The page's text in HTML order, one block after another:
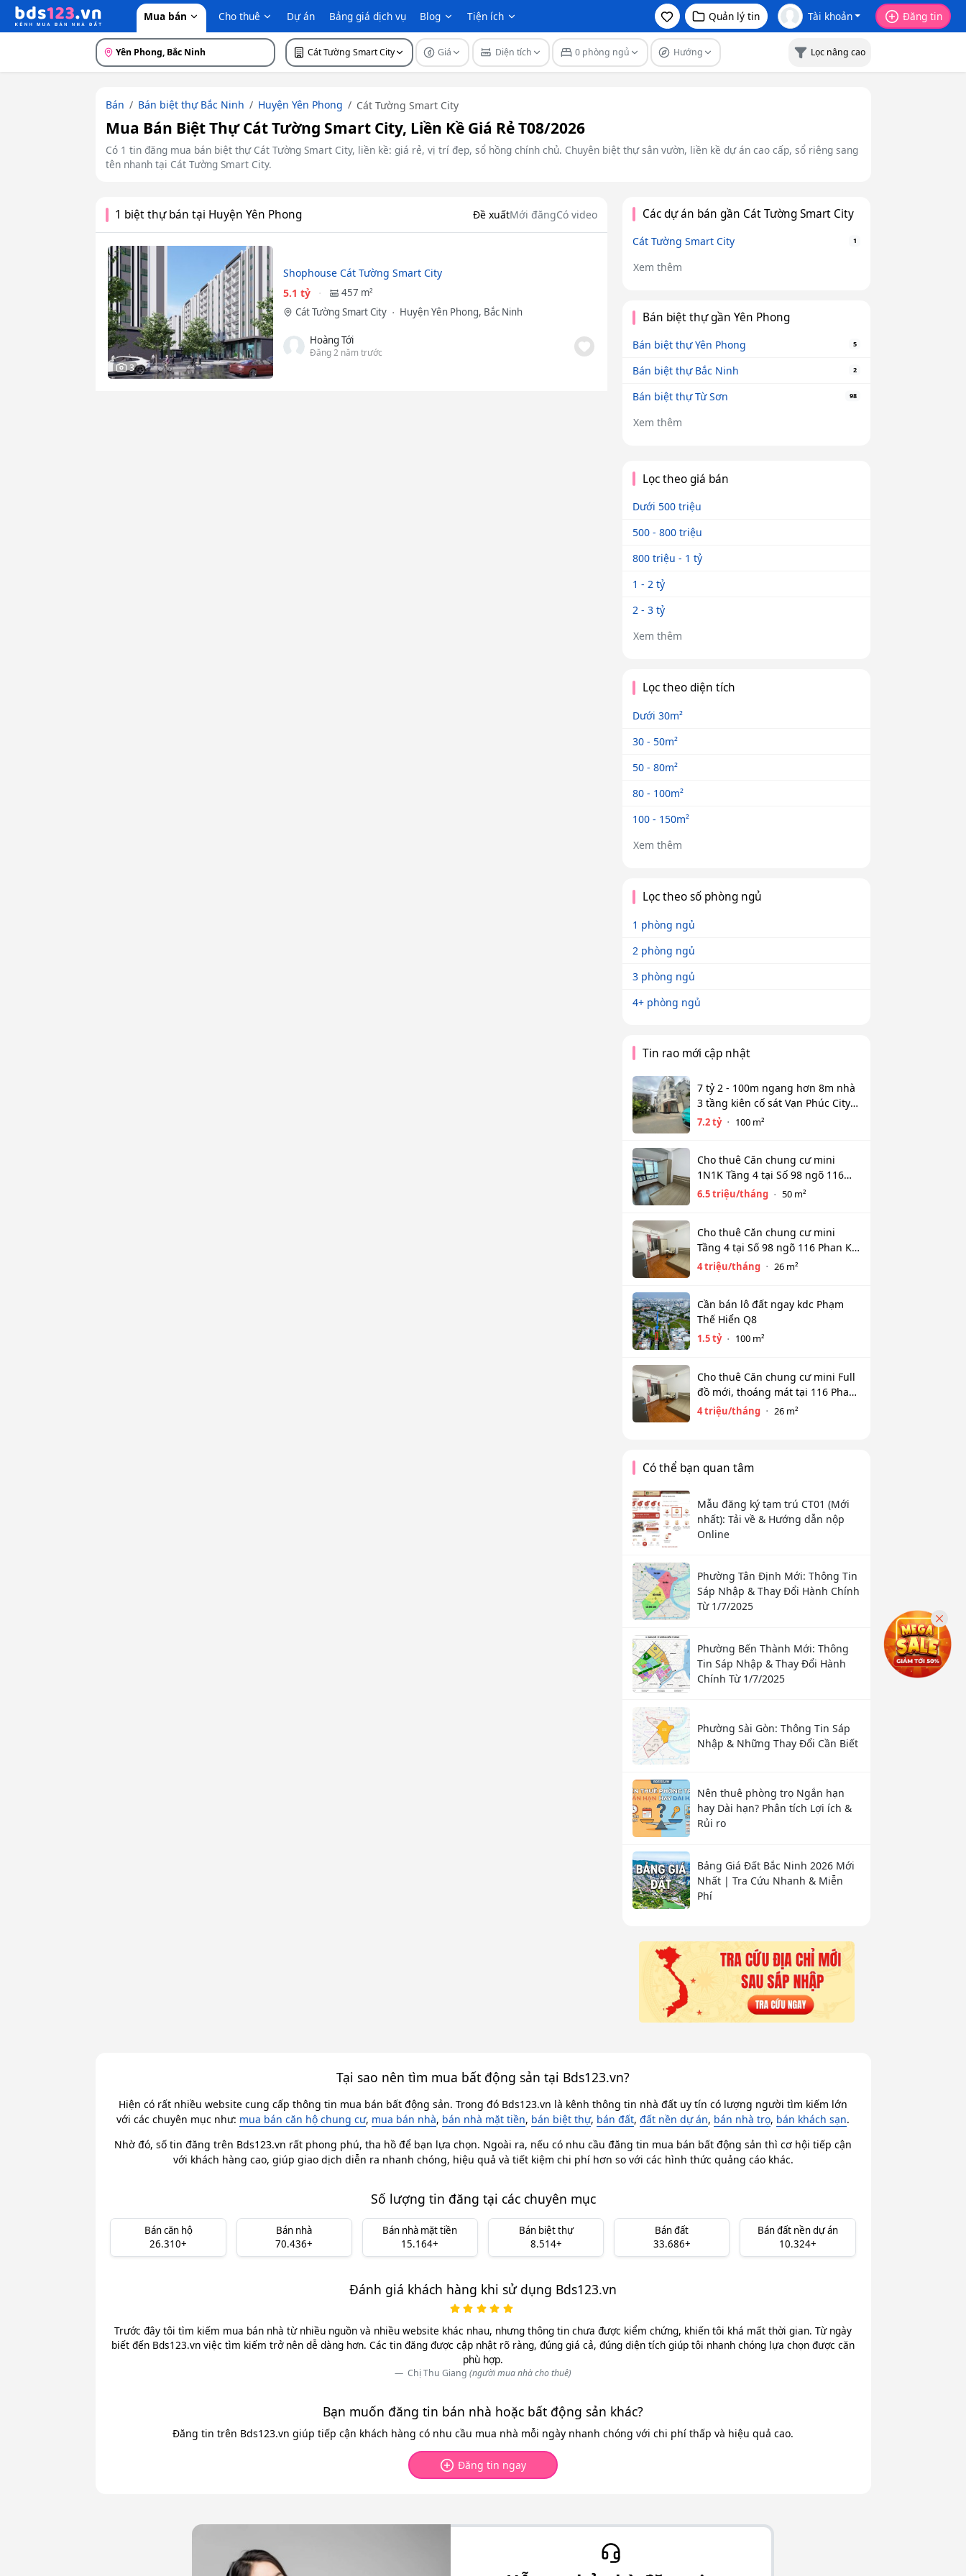
Mua bán Cho thuê Dự án Bảng giá dịch vụ Blog Tiện ích Quản lý tin Tài khoản Đăng tin
Yên Phong, Bắc Ninh Cát Tường Smart City Giá Diện tích 0 phòng ngủ Hướng Lọc nâng cao
Bán Bán biệt thự Bắc Ninh Huyện Yên Phong Cát Tường Smart City
Mua Bán Biệt Thự Cát Tường Smart City, Liền Kề Giá Rẻ T08/2026
Có 1 tin đăng mua bán biệt thự Cát Tường Smart City, liền kề: giá rẻ, vị trí đẹp, sổ hồng chính chủ. Chuyên biệt thự sân vườn, liền kề dự án cao cấp, sổ riêng sang
tên nhanh tại Cát Tường Smart City.
1 biệt thự bán tại Huyện Yên Phong Đề xuấtMới đăngCó video
3
Shophouse Cát Tường Smart City
5.1 tỷ
457 m²
Cát Tường Smart City
Huyện Yên Phong, Bắc Ninh
Hoàng Tới
Đăng 2 năm trước
Các dự án bán gần Cát Tường Smart City
Cát Tường Smart City 1
Xem thêm
Bán biệt thự gần Yên Phong
Bán biệt thự Yên Phong 5
Bán biệt thự Bắc Ninh 2
Bán biệt thự Từ Sơn 98
Xem thêm
Lọc theo giá bán
Dưới 500 triệu
500 - 800 triệu
800 triệu - 1 tỷ
1 - 2 tỷ
2 - 3 tỷ
Xem thêm
Lọc theo diện tích
Dưới 30m²
30 - 50m²
50 - 80m²
80 - 100m²
100 - 150m²
Xem thêm
Lọc theo số phòng ngủ
1 phòng ngủ
2 phòng ngủ
3 phòng ngủ
4+ phòng ngủ
Tin rao mới cập nhật
7 tỷ 2 - 100m ngang hơn 8m nhà
3 tầng kiên cố sát Vạn Phúc City -
HẺM XE HƠI TỚI CỬA
7.2 tỷ 100 m²
Cho thuê Căn chung cư mini
1N1K Tầng 4 tại Số 98 ngõ 116
Phan Kế Bính, Ba Đình. Chỉ 6.5tr
6.5 triệu/tháng 50 m²
Cho thuê Căn chung cư mini
Tầng 4 tại Số 98 ngõ 116 Phan Kế
Bính, Cống Vị, Ba Đình. Chỉ 4tr
4 triệu/tháng 26 m²
Cần bán lô đất ngay kdc Phạm
Thế Hiển Q8
1.5 tỷ 100 m²
Cho thuê Căn chung cư mini Full
đồ mới, thoáng mát tại 116 Phan
Kế Bính, Ba Đình. Chỉ 4 tr
4 triệu/tháng 26 m²
Có thể bạn quan tâm
Mẫu đăng ký tạm trú CT01 (Mới
nhất): Tải về & Hướng dẫn nộp
Online
Phường Tân Định Mới: Thông Tin
Sáp Nhập & Thay Đổi Hành Chính
Từ 1/7/2025
Phường Bến Thành Mới: Thông
Tin Sáp Nhập & Thay Đổi Hành
Chính Từ 1/7/2025
Phường Sài Gòn: Thông Tin Sáp
Nhập & Những Thay Đổi Cần Biết
Nên thuê phòng trọ Ngắn hạn
hay Dài hạn? Phân tích Lợi ích &
Rủi ro
Bảng Giá Đất Bắc Ninh 2026 Mới
Nhất | Tra Cứu Nhanh & Miễn
Phí
Tại sao nên tìm mua bất động sản tại Bds123.vn?
Hiện có rất nhiều website cung cấp thông tin mua bán bất động sản. Trong đó Bds123.vn là kênh thông tin nhà đất uy tín có lượng người tìm kiếm lớn
với các chuyên mục như: mua bán căn hộ chung cư, mua bán nhà, bán nhà mặt tiền, bán biệt thự, bán đất, đất nền dự án, bán nhà trọ, bán khách sạn.
Nhờ đó, số tin đăng trên Bds123.vn rất phong phú, tha hồ để bạn lựa chọn. Ngoài ra, nếu có nhu cầu đăng tin mua bán bất động sản thì cơ hội tiếp cận
với khách hàng cao, giúp giao dịch diễn ra nhanh chóng, hiệu quả và tiết kiệm chi phí hơn so với các hình thức quảng cáo khác.
Số lượng tin đăng tại các chuyên mục
Bán căn hộ
26.310+
Bán nhà
70.436+
Bán nhà mặt tiền
15.164+
Bán biệt thự
8.514+
Bán đất
33.686+
Bán đất nền dự án
10.324+
Đánh giá khách hàng khi sử dụng Bds123.vn
Trước đây tôi tìm kiếm mua bán nhà từ nhiều nguồn và nhiều website khác nhau, nhưng thông tin chưa được kiểm chứng, khiến tôi khá mất thời gian. Từ ngày
biết đến Bds123.vn việc tìm kiếm trở nên dễ dàng hơn. Các tin đăng được cập nhật rõ ràng, đúng giá cả, đúng diện tích giúp tôi nhanh chóng lựa chọn được căn
phù hợp.
Chị Thu Giang (người mua nhà cho thuê)
Bạn muốn đăng tin bán nhà hoặc bất động sản khác?
Đăng tin trên Bds123.vn giúp tiếp cận khách hàng có nhu cầu mua nhà mỗi ngày nhanh chóng với chi phí thấp và hiệu quả cao.
Đăng tin ngay